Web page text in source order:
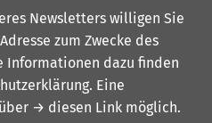
Newsletters willigen Sie
zum Zwecke des
Informationen dazu finden
. Eine
→ diesen Link möglich.